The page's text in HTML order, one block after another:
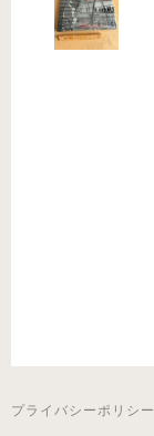
プライバシーポリシー